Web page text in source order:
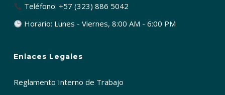
Teléfono: +57 (323) 886 5042
Horario: Lunes - Viernes, 8:00 AM - 6:00 PM
Enlaces Legales
Reglamento Interno de Trabajo